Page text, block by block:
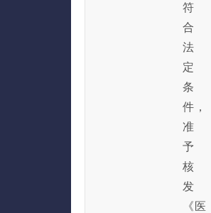
符
合
法
定
条
件，
准
予
核
发
《医